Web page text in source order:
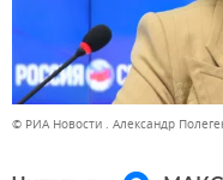
© РИА Новости . Александр